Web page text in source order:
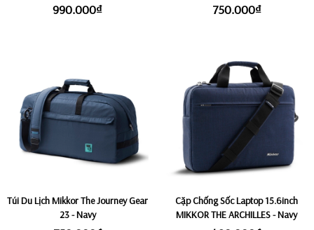
990.000₫ 750.000₫
Túi Du Lịch Mikkor The Journey Gear
23 - Navy
Cặp Chống Sốc Laptop 15.6inch
MIKKOR THE ARCHILLES - Navy